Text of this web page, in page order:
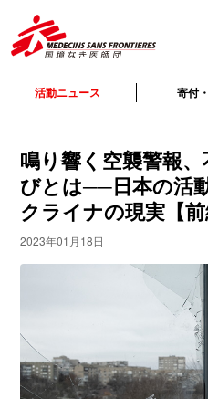
活動ニュース 寄付
鳴り響く空襲警報
びとは──日本の活
クライナの現実【前
2023年01月18日